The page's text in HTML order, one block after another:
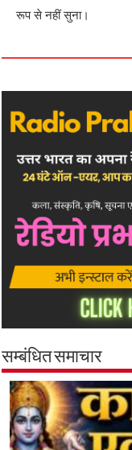
रूप से नहीं सुना।
सम्बंधित समाचार